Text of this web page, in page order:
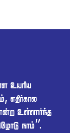



”.